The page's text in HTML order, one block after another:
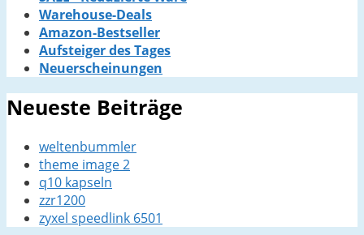
Warehouse-Deals
Amazon-Bestseller
Aufsteiger des Tages
Neuerscheinungen
Neueste Beiträge
weltenbummler
theme image 2
q10 kapseln
zzr1200
zyxel speedlink 6501